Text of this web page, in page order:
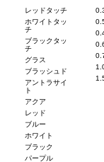
レッドタッチ
ホワイトタッ
チ
ブラックタッ
チ
グラス
ブラッシュド
アントラサイ
ト
アクア
レッド
ブルー
ホワイト
ブラック
パープル